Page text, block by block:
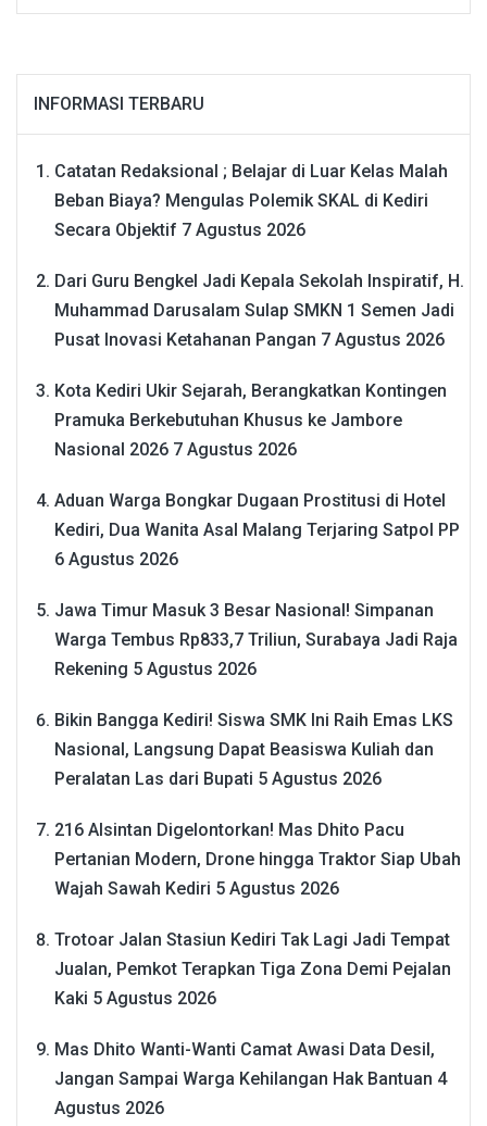
INFORMASI TERBARU
Catatan Redaksional ; Belajar di Luar Kelas Malah
Beban Biaya? Mengulas Polemik SKAL di Kediri
Secara Objektif 7 Agustus 2026
Dari Guru Bengkel Jadi Kepala Sekolah Inspiratif, H.
Muhammad Darusalam Sulap SMKN 1 Semen Jadi
Pusat Inovasi Ketahanan Pangan 7 Agustus 2026
Kota Kediri Ukir Sejarah, Berangkatkan Kontingen
Pramuka Berkebutuhan Khusus ke Jambore
Nasional 2026 7 Agustus 2026
Aduan Warga Bongkar Dugaan Prostitusi di Hotel
Kediri, Dua Wanita Asal Malang Terjaring Satpol PP
6 Agustus 2026
Jawa Timur Masuk 3 Besar Nasional! Simpanan
Warga Tembus Rp833,7 Triliun, Surabaya Jadi Raja
Rekening 5 Agustus 2026
Bikin Bangga Kediri! Siswa SMK Ini Raih Emas LKS
Nasional, Langsung Dapat Beasiswa Kuliah dan
Peralatan Las dari Bupati 5 Agustus 2026
216 Alsintan Digelontorkan! Mas Dhito Pacu
Pertanian Modern, Drone hingga Traktor Siap Ubah
Wajah Sawah Kediri 5 Agustus 2026
Trotoar Jalan Stasiun Kediri Tak Lagi Jadi Tempat
Jualan, Pemkot Terapkan Tiga Zona Demi Pejalan
Kaki 5 Agustus 2026
Mas Dhito Wanti-Wanti Camat Awasi Data Desil,
Jangan Sampai Warga Kehilangan Hak Bantuan 4
Agustus 2026